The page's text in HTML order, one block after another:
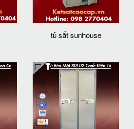
tủ sắt sunhouse